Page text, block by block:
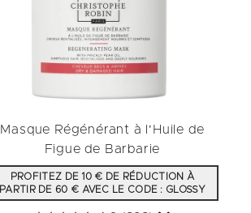
Masque Régénérant à l'Huile de
Figue de Barbarie
PROFITEZ DE 10 € DE RÉDUCTION À
PARTIR DE 60 € AVEC LE CODE : GLOSSY